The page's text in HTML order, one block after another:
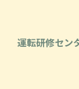
運転研修セン